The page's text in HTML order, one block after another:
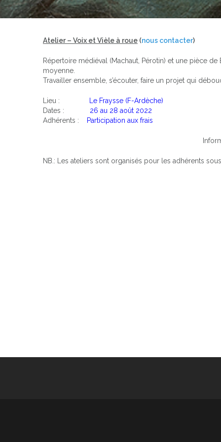
Atelier – Voix et Vièle à roue (nous contacter)
Répertoire médiéval (Machaut, Pérotin) et une pièce
moyenne.
Travailler ensemble, s’écouter, faire un projet qui
Lieu :
Le Fraysse (F-Ardèche)
Dates : 26 au 28 août 2022
Adhérents :
Participation aux frais
NB.: Les ateliers sont organisés pour les adhérents